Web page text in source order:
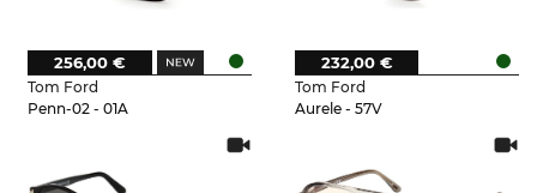
Tom Ford
Penn-02 - 01A
256,00 €
Tom Ford
Aurele - 57V
232,00 €